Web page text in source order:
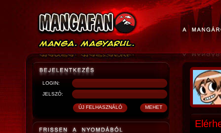
LOGIN:
JELSZÓ: